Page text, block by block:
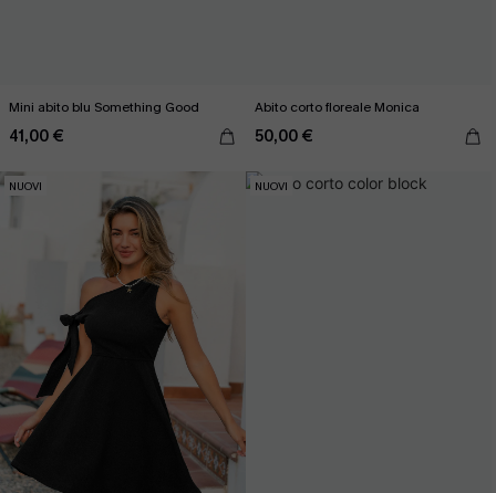
Mini abito blu Something Good
41,00 €
Abito corto floreale Monica
50,00 €
NUOVI NUOVI